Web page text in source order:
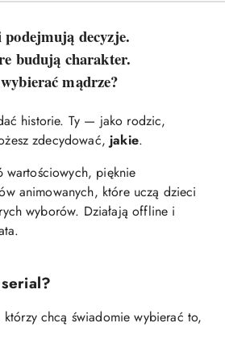
decyzje.
budują charakter.
mądrze?
historie. Ty — jako rodzic,
zdecydować,jakie.
wartościowych, pięknie
animowanych, które uczą dzieci
wyborów. Działają offline i
chcą świadomie wybierać to,